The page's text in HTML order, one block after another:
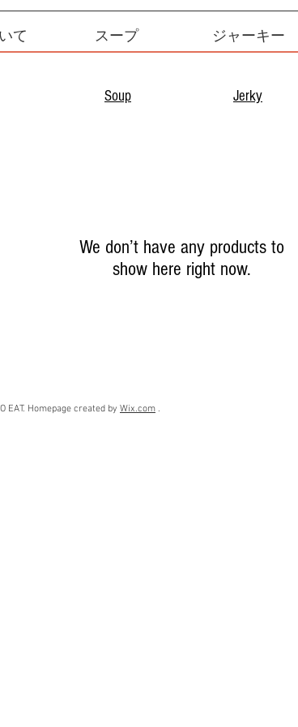
て スープ ジャーキー
Soup Jerky
We don’t have any products to
show here right now.
EAT. Homepage created by Wix.com .